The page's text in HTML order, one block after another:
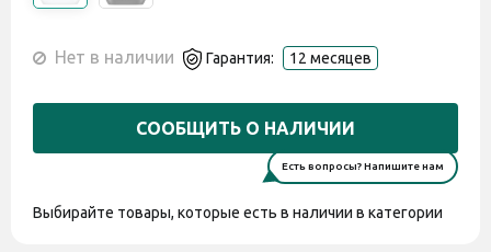
Нет в наличии Гарантия: 12 месяцев
СООБЩИТЬ О НАЛИЧИИ
Есть вопросы? Напишите нам
Выбирайте товары, которые есть в наличии в категории